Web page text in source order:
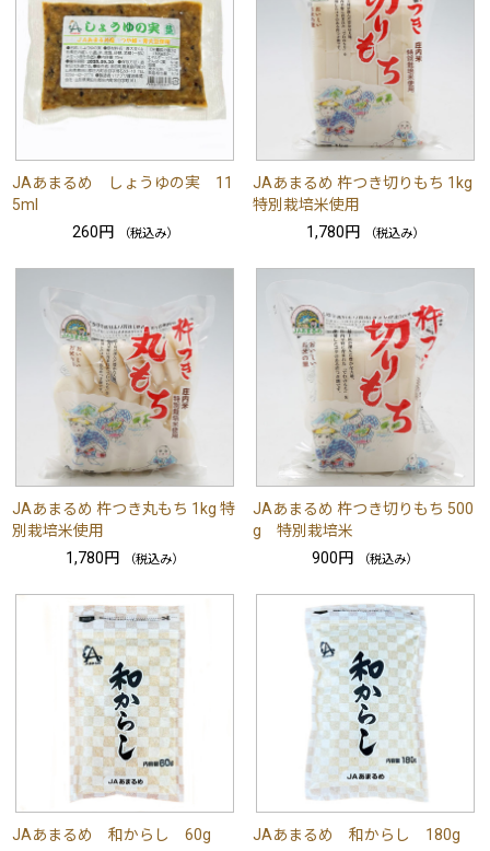
JAあまるめ しょうゆの実 11
5ml
260円
（税込み）
JAあまるめ 杵つき切りもち 1kg
特別栽培米使用
1,780円
（税込み）
JAあまるめ 杵つき丸もち 1kg 特
別栽培米使用
1,780円
（税込み）
JAあまるめ 杵つき切りもち 500
g 特別栽培米
900円
（税込み）
JAあまるめ 和からし 60g
JAあまるめ 和からし 180g